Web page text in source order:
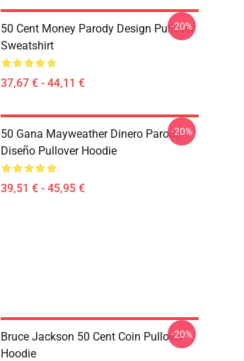
50 Cent Money Parody Design Pullover
Sweatshirt
37,67 € - 44,11 €
-20%
50 Gana Mayweather Dinero Parody
Diseño Pullover Hoodie
39,51 € - 45,95 €
-20%
Bruce Jackson 50 Cent Coin Pullover
Hoodie
-20%